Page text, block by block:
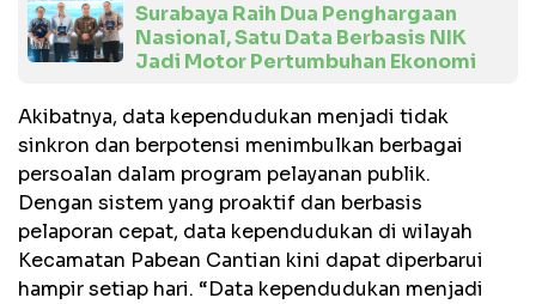
Surabaya Raih Dua Penghargaan
Nasional, Satu Data Berbasis NIK
Jadi Motor Pertumbuhan Ekonomi
Akibatnya, data kependudukan menjadi tidak
sinkron dan berpotensi menimbulkan berbagai
persoalan dalam program pelayanan publik.
Dengan sistem yang proaktif dan berbasis
pelaporan cepat, data kependudukan di wilayah
Kecamatan Pabean Cantian kini dapat diperbarui
hampir setiap hari. “Data kependudukan menjadi